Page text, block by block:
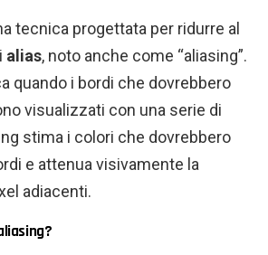
tecnica progettata per ridurre al
alias, noto anche come “aliasing”.
quando i bordi che dovrebbero
visualizzati con una serie di
stima i colori che dovrebbero
e attenua visivamente la
adiacenti.